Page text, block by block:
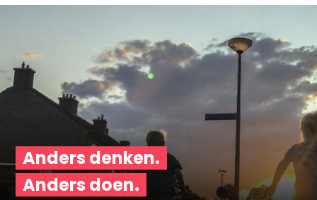
Anders denken.
Anders doen.